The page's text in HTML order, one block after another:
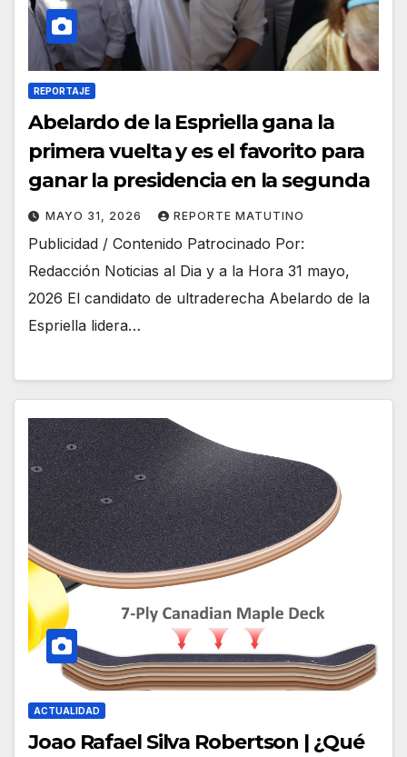
REPORTAJE
Abelardo de la Espriella gana la
primera vuelta y es el favorito para
ganar la presidencia en la segunda
MAYO 31, 2026 REPORTE MATUTINO
Publicidad / Contenido Patrocinado Por:
Redacción Noticias al Dia y a la Hora 31 mayo,
2026 El candidato de ultraderecha Abelardo de la
Espriella lidera…
ACTUALIDAD
Joao Rafael Silva Robertson | ¿Qué